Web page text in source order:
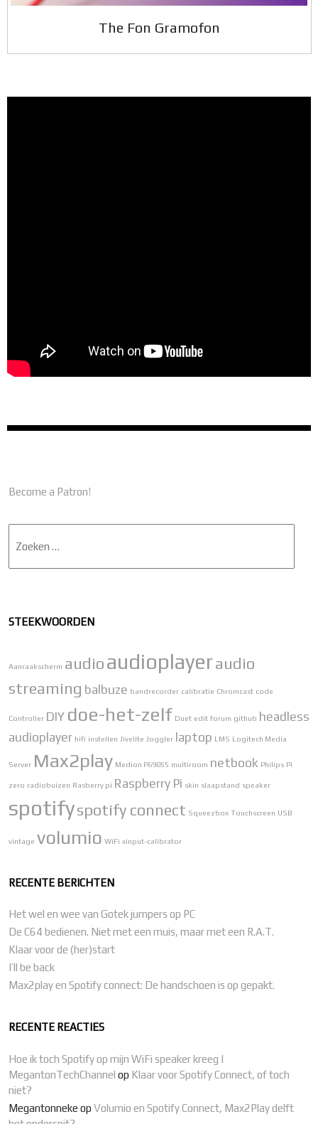
The Fon Gramofon
Become a Patron!
STEEKWOORDEN
Aanraakscherm audioaudioplayeraudio
streaming balbuze bandrecorder calibratie Chromcast code
Controller DIY doe-het-zelf Duet edit forum github headless
audioplayer hifi instellen Jivelite Joggler laptop LMS Logitech Media
Server Max2play Medion P69055 multiroom netbook Philips Pi
zero radiobuizen Rasberry pi Raspberry Pi skin slaapstand speaker
spotifyspotify connect Squeezbox Touchscreen USB
vintage volumio WiFi xinput-calibrator
RECENTE BERICHTEN
Het wel en wee van Gotek jumpers op PC
De C64 bedienen. Niet met een muis, maar met een R.A.T.
Klaar voor de (her)start
I’ll be back
Max2play en Spotify connect: De handschoen is op gepakt.
RECENTE REACTIES
Hoe ik toch Spotify op mijn WiFi speaker kreeg |
MegantonTechChannel op Klaar voor Spotify Connect, of toch
niet?
Megantonneke op Volumio en Spotify Connect, Max2Play delft